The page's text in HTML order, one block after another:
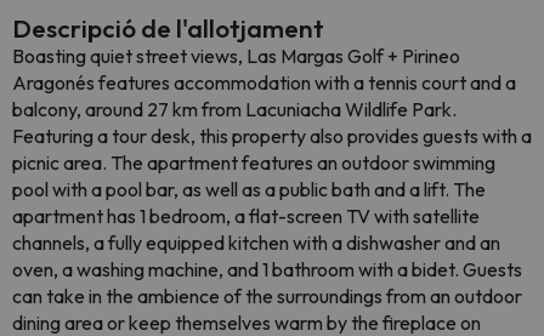
Descripció de l'allotjament
Boasting quiet street views, Las Margas Golf + Pirineo
Aragonés features accommodation with a tennis court and a
balcony, around 27 km from Lacuniacha Wildlife Park.
Featuring a tour desk, this property also provides guests with a
picnic area. The apartment features an outdoor swimming
pool with a pool bar, as well as a public bath and a lift. The
apartment has 1 bedroom, a flat-screen TV with satellite
channels, a fully equipped kitchen with a dishwasher and an
oven, a washing machine, and 1 bathroom with a bidet. Guests
can take in the ambience of the surroundings from an outdoor
dining area or keep themselves warm by the fireplace on